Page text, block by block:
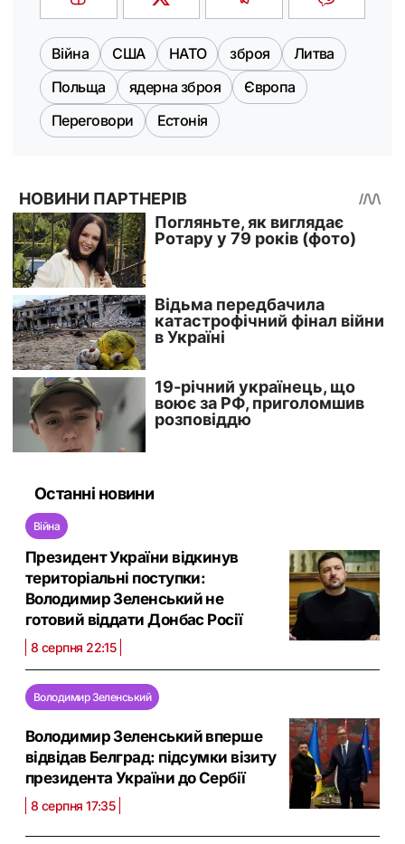
Війна США НАТО зброя
Литва
Польща
ядерна зброя
Європа
Переговори
Естонія
Останні новини
Війна
Президент України відкинув
територіальні поступки:
Володимир Зеленський не
готовий віддати Донбас Росії
8 серпня 22:15
Володимир Зеленський
Володимир Зеленський вперше
відвідав Белград: підсумки візиту
президента України до Сербії
8 серпня 17:35